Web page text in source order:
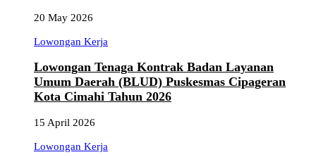
20 May 2026
Lowongan Kerja
Lowongan Tenaga Kontrak Badan Layanan
Umum Daerah (BLUD) Puskesmas Cipageran
Kota Cimahi Tahun 2026
15 April 2026
Lowongan Kerja